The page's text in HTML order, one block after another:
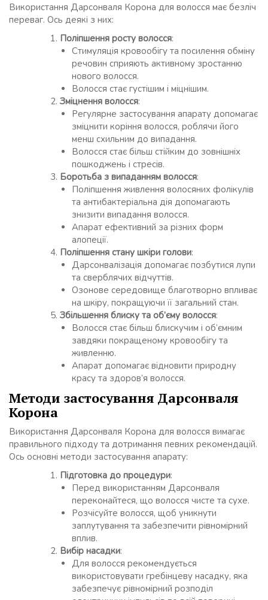
Використання Дарсонваля Корона для волосся має безліч
переваг. Ось деякі з них:
Поліпшення росту волосся:
Стимуляція кровообігу та посилення обміну
речовин сприяють активному зростанню
нового волосся.
Волосся стає густішим і міцнішим.
Зміцнення волосся:
Регулярне застосування апарату допомагає
зміцнити коріння волосся, роблячи його
менш схильним до випадання.
Волосся стає більш стійким до зовнішніх
пошкоджень і стресів.
Боротьба з випаданням волосся:
Поліпшення живлення волосяних фолікулів
та антибактеріальна дія допомагають
знизити випадання волосся.
Апарат ефективний за різних форм
алопеції.
Поліпшення стану шкіри голови:
Дарсонвалізація допомагає позбутися лупи
та сверблячих відчуттів.
Озонове середовище благотворно впливає
на шкіру, покращуючи її загальний стан.
Збільшення блиску та об’єму волосся:
Волосся стає більш блискучим і об’ємним
завдяки покращеному кровообігу та
живленню.
Апарат допомагає відновити природну
красу та здоров’я волосся.
Методи застосування Дарсонваля
Корона
Використання Дарсонваля Корона для волосся вимагає
правильного підходу та дотримання певних рекомендацій.
Ось основні методи застосування апарату:
Підготовка до процедури:
Перед використанням Дарсонваля
переконайтеся, що волосся чисте та сухе.
Розчісуйте волосся, щоб уникнути
заплутування та забезпечити рівномірний
вплив.
Вибір насадки:
Для волосся рекомендується
використовувати гребінцеву насадку, яка
забезпечує рівномірний розподіл